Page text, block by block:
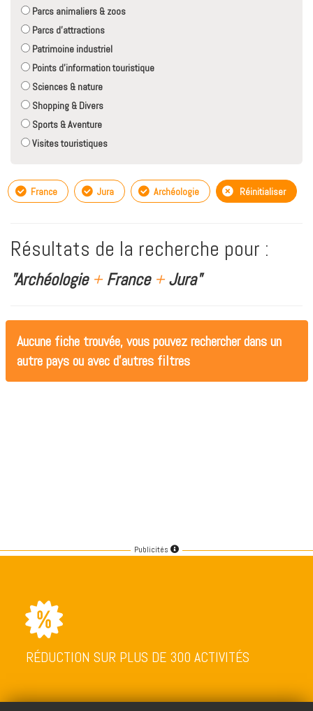
Parcs animaliers & zoos
Parcs d'attractions
Patrimoine industriel
Points d'information touristique
Sciences & nature
Shopping & Divers
Sports & Aventure
Visites touristiques
France Jura Archéologie Réinitialiser
Résultats de la recherche pour :
"Archéologie +France +Jura"
Aucune fiche trouvée, vous pouvez rechercher dans un
autre pays ou avec d'autres filtres
Publicités
RÉDUCTION SUR PLUS DE 300 ACTIVITÉS